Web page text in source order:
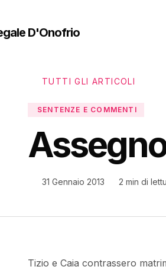
D'Onofrio
TUTTI GLI ARTICOLI
SENTENZE E COMMENTI
31 Gennaio 2013 2 min di
Tizio e Caia contrassero